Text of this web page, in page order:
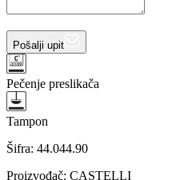
Pošalji upit
Pečenje preslikača
Tampon
Šifra: 44.044.90
Proizvođač: CASTELLI